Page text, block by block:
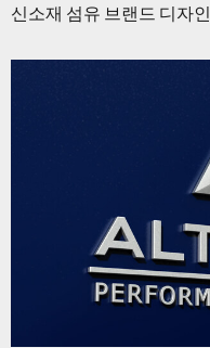
신소재 섬유 브랜드 디자인